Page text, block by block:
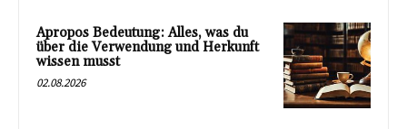
Apropos Bedeutung: Alles, was du
über die Verwendung und Herkunft
wissen musst
02.08.2026